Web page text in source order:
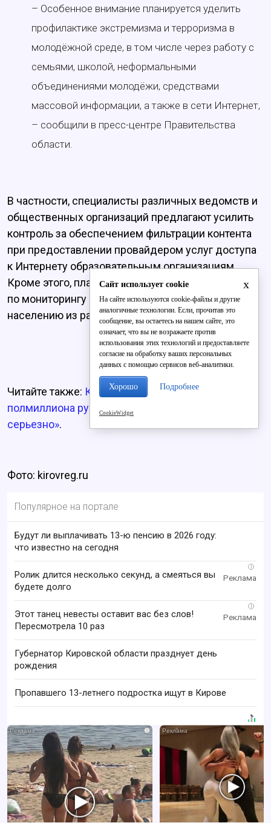
– Особенное внимание планируется уделить
профилактике экстремизма и терроризма в
молодёжной среде, в том числе через работу с
семьями, школой, неформальными
объединениями молодёжи, средствами
массовой информации, а также в сети Интернет,
– сообщили в пресс-центре Правительства
области.
В частности, специалисты различных ведомств и
общественных организаций предлагают усилить
контроль за обеспечением фильтрации контента
при предоставлении провайдером услуг доступа
к Интернету образовательным организациям.
Кроме этого, планируется активизировать работу
по мониторингу информации, поступающей к
населению из различных источников.
Читайте также: Кировчанин враз оплатил долг в
полмиллиона рублей, когда понял, что «всё
серьезно».
Фото: kirovreg.ru
Популярное на портале
Будут ли выплачивать 13-ю пенсию в 2026 году:
что известно на сегодня
i
Ролик длится несколько секунд, а смеяться вы
будете долго
i
Этот танец невесты оставит вас без слов!
Пересмотрела 10 раз
Губернатор Кировской области празднует день
рождения
Пропавшего 13-летнего подростка ищут в Кирове
i
x
Сайт использует cookie
На сайте используются cookie-файлы и другие
аналогичные технологии. Если, прочитав это
сообщение, вы остаетесь на нашем сайте, это
означает, что вы не возражаете против
использования этих технологий и предоставляете
согласие на обработку ваших персональных
данных с помощью сервисов веб-аналитики.
Хорошо Подробнее
CookieWidget